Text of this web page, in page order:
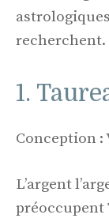
recherchent.
1.
Conception :
L’argent
préoccupent